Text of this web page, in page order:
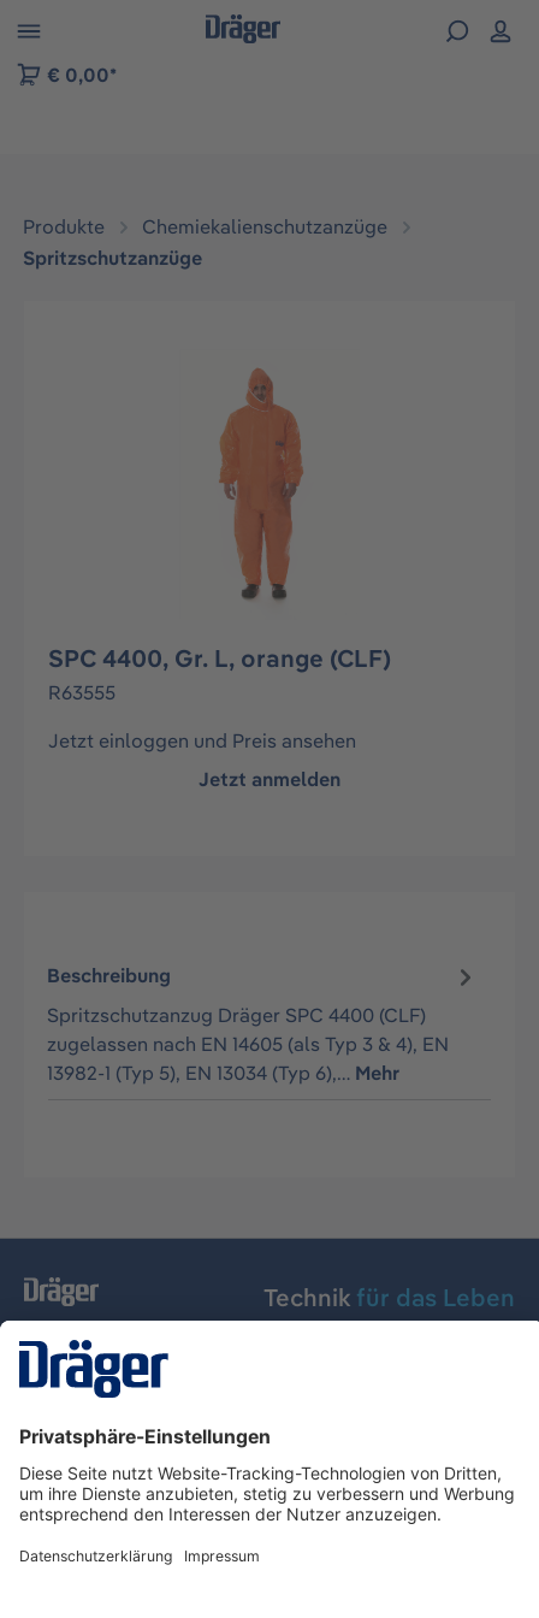
der B2B-Plattform springen
€ 0,00*
Produkte
Chemiekalienschutzanzüge
Spritzschutzanzüge
Bildergalerie überspringen
SPC 4400, Gr. L, orange (CLF)
R63555
Jetzt einloggen und Preis ansehen
Jetzt anmelden
Beschreibung
Spritzschutzanzug Dräger SPC 4400 (CLF)
zugelassen nach EN 14605 (als Typ 3 & 4), EN
13982-1 (Typ 5), EN 13034 (Typ 6),… Mehr
Technik für das Leben
Dräger Austria GmbH
Über Dräger
Informationen